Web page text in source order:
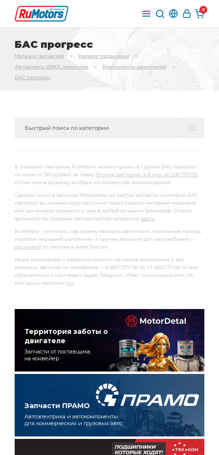
0
БАС прогресс
Магазин запчастей
Каталог продукции
Автодизель (ЯМЗ) покупные
Компоненты двигателей
БАС прогресс
В интернет магазине RuMotors можно купить в группе БАС прогресс
по цене от 310 рублей за товар Втулка шестерни 3-й пер. (а) 236-1701135
оптом или в розницу выбрав из множества наименований.
Сделать заказ в регионе Ярославль на любую запчасть категории БАС
прогресс вы можете круглосуточно через каталог интернет магазина
или вы можете приехать к нам в любой из наших филиалов. Список
филиалов по продаже автозапчастей находятся здесь.
RuMotors - это место, где можно заказать двигатели, топливные насосы,
коробки передачб сцепление и прочие запчасти для автомобилей с
доставкой по Москве и всей России.
Наши менеджеры с радостью ответят на любые возникшие у вас
вопросы, звоните по телефонам — 8-800-777-08-39, +7 4852 77-00-10 или
обращайтесь к нам через Skype, Telegram, Viber, социальную сеть VK.
Все наши контакты тут.
Территория заботы о
двигателе
Запчасти от поставщика
на конвейер
Запчасти ПРАМО
Автоэлектрика и автокомпоненты
для коммерческих и грузовых авто